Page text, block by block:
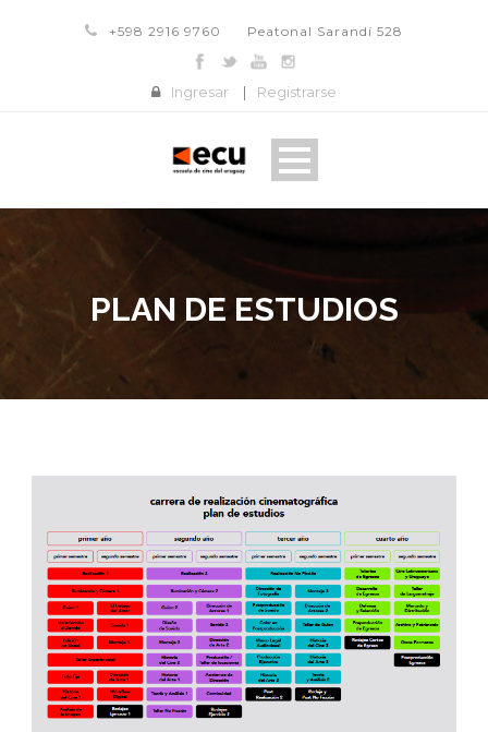
+598 2916 9760 Peatonal Sarandí 528
Ingresar | Registrarse
PLAN DE ESTUDIOS